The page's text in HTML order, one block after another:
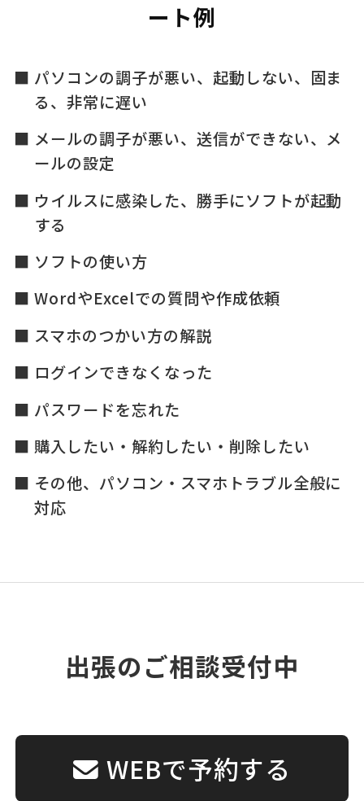
ート例
パソコンの調子が悪い、起動しない、固ま
る、非常に遅い
メールの調子が悪い、送信ができない、メ
ールの設定
ウイルスに感染した、勝手にソフトが起動
する
ソフトの使い方
WordやExcelでの質問や作成依頼
スマホのつかい方の解説
ログインできなくなった
パスワードを忘れた
購入したい・解約したい・削除したい
その他、パソコン・スマホトラブル全般に
対応
出張のご相談受付中
WEBで予約する